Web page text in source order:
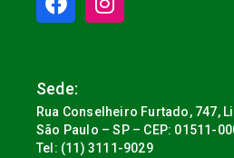
Sede:
Rua Conselheiro Furtado, 747,
São Paulo – SP – CEP: 01511-
Tel: (11) 3111-9029